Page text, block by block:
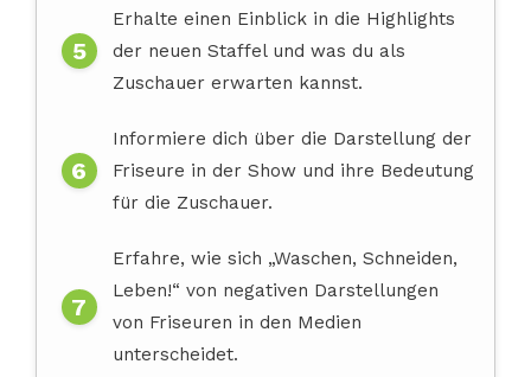
Erhalte einen Einblick in die Highlights
der neuen Staffel und was du als
Zuschauer erwarten kannst.
Informiere dich über die Darstellung der
Friseure in der Show und ihre Bedeutung
für die Zuschauer.
Erfahre, wie sich „Waschen, Schneiden,
Leben!“ von negativen Darstellungen
von Friseuren in den Medien
unterscheidet.